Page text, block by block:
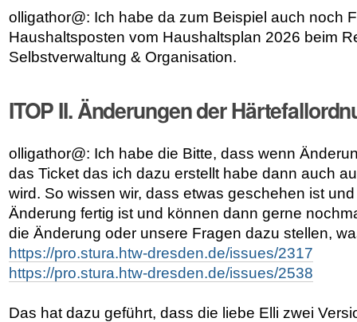
olligathor@: Ich habe da zum Beispiel auch noch
Haushaltsposten vom Haushaltsplan 2026 beim
Selbstverwaltung & Organisation.
ITOP II. Änderungen der
olligathor@: Ich habe die Bitte, dass wenn
das Ticket das ich dazu erstellt habe dann auch
wird. So wissen wir, dass etwas geschehen ist
Änderung fertig ist und können dann gerne
die Änderung oder unsere Fragen dazu stellen,
https://pro.stura.htw-dresden.de/issues/2317
https://pro.stura.htw-dresden.de/issues/2538
Das hat dazu geführt, dass die liebe Elli zwei